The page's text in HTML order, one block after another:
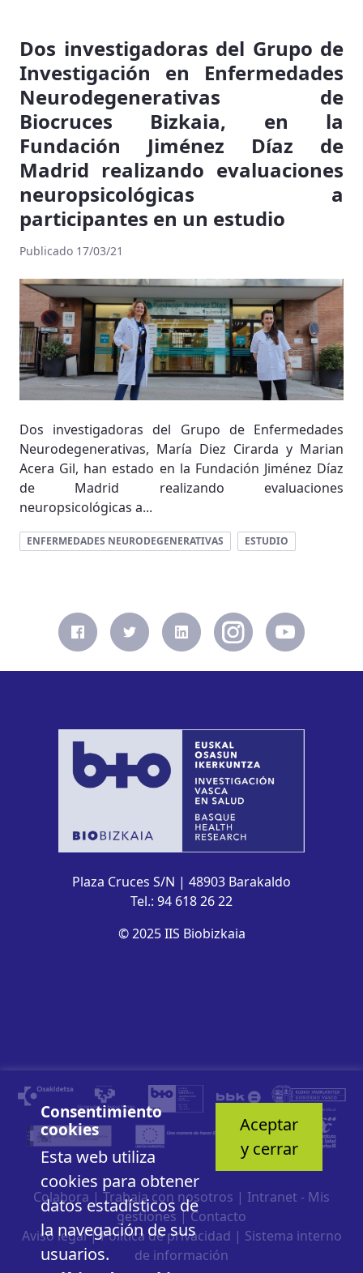
Dos investigadoras del Grupo de
Investigación en Enfermedades
Neurodegenerativas de
Biocruces Bizkaia, en la
Fundación Jiménez Díaz de
Madrid realizando evaluaciones
neuropsicológicas a
participantes en un estudio
Publicado 17/03/21
Dos investigadoras del Grupo de Enfermedades
Neurodegenerativas, María Diez Cirarda y Marian
Acera Gil, han estado en la Fundación Jiménez Díaz
de Madrid realizando evaluaciones
neuropsicológicas a...
ENFERMEDADES NEURODEGENERATIVAS ESTUDIO
Plaza Cruces S/N | 48903 Barakaldo
Tel.: 94 618 26 22
© 2025 IIS Biobizkaia
Consentimiento
cookies
Esta web utiliza
cookies para obtener
datos estadísticos de
la navegación de sus
usuarios.
Aceptar
y cerrar
Colabora | Trabaja con nosotros | Intranet - Mis
gestiones |Contacto
Aviso legal|Política de privacidad | Sistema interno
de información